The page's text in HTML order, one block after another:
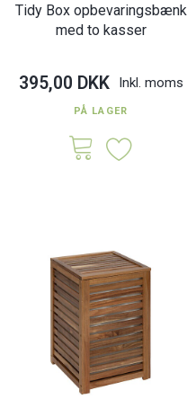
Tidy Box opbevaringsbænk
med to kasser
395,00 DKK Inkl. moms
PÅ LAGER